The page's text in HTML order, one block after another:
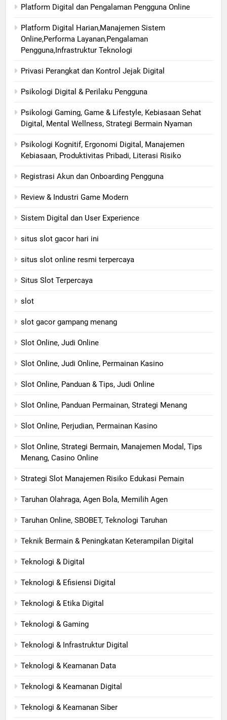
Platform Digital dan Pengalaman Pengguna Online
Platform Digital Harian,Manajemen Sistem
Online,Performa Layanan,Pengalaman
Pengguna,Infrastruktur Teknologi
Privasi Perangkat dan Kontrol Jejak Digital
Psikologi Digital & Perilaku Pengguna
Psikologi Gaming, Game & Lifestyle, Kebiasaan Sehat
Digital, Mental Wellness, Strategi Bermain Nyaman
Psikologi Kognitif, Ergonomi Digital, Manajemen
Kebiasaan, Produktivitas Pribadi, Literasi Risiko
Registrasi Akun dan Onboarding Pengguna
Review & Industri Game Modern
Sistem Digital dan User Experience
situs slot gacor hari ini
situs slot online resmi terpercaya
Situs Slot Terpercaya
slot
slot gacor gampang menang
Slot Online, Judi Online
Slot Online, Judi Online, Permainan Kasino
Slot Online, Panduan & Tips, Judi Online
Slot Online, Panduan Permainan, Strategi Menang
Slot Online, Perjudian, Permainan Kasino
Slot Online, Strategi Bermain, Manajemen Modal, Tips
Menang, Casino Online
Strategi Slot Manajemen Risiko Edukasi Pemain
Taruhan Olahraga, Agen Bola, Memilih Agen
Taruhan Online, SBOBET, Teknologi Taruhan
Teknik Bermain & Peningkatan Keterampilan Digital
Teknologi & Digital
Teknologi & Efisiensi Digital
Teknologi & Etika Digital
Teknologi & Gaming
Teknologi & Infrastruktur Digital
Teknologi & Keamanan Data
Teknologi & Keamanan Digital
Teknologi & Keamanan Siber